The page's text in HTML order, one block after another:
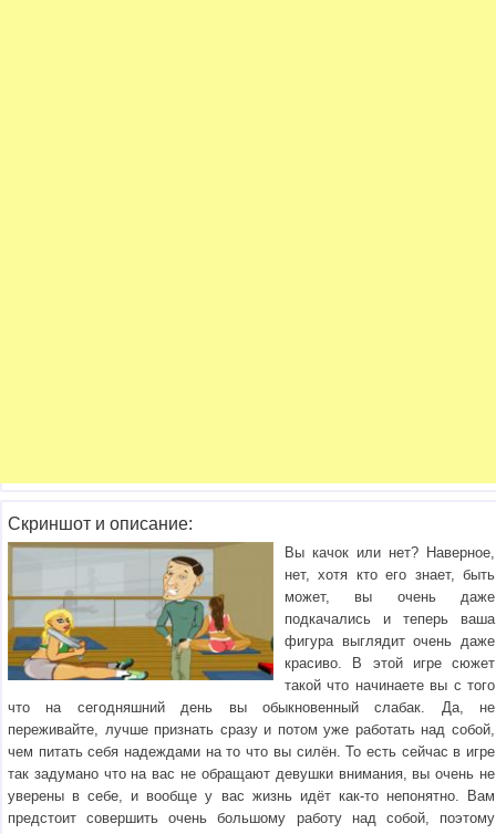
Скриншот и описание:
Вы качок или нет? Наверное,
нет, хотя кто его знает, быть
может, вы очень даже
подкачались и теперь ваша
фигура выглядит очень даже
красиво. В этой игре сюжет
такой что начинаете вы с того
что на сегодняшний день вы обыкновенный слабак. Да, не
переживайте, лучше признать сразу и потом уже работать над собой,
чем питать себя надеждами на то что вы силён. То есть сейчас в игре
так задумано что на вас не обращают девушки внимания, вы очень не
уверены в себе, и вообще у вас жизнь идёт как-то непонятно. Вам
предстоит совершить очень большому работу над собой, поэтому